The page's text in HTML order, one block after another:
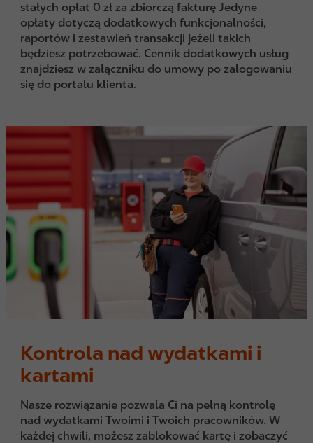
stałych opłat 0 zł za zbiorczą fakturę Jedyne
opłaty dotyczą dodatkowych funkcjonalności,
raportów i zestawień transakcji jeżeli takich
będziesz potrzebować. Cennik dodatkowych usług
znajdziesz w załączniku do umowy po zalogowaniu
się do portalu klienta.
Kontrola nad wydatkami i
kartami
Nasze rozwiązanie pozwala Ci na pełną kontrolę
nad wydatkami Twoimi i Twoich pracowników. W
każdej chwili, możesz zablokować kartę i zobaczyć